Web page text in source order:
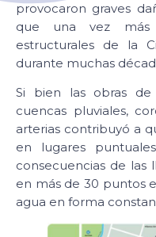
provocaron graves
que una vez más
estructurales de la
durante muchas
Si bien las obras
cuencas pluviales,
arterias contribuyó a
en lugares
consecuencias de las
en más de 30 puntos
agua en forma